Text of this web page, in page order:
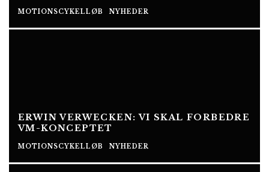
MOTIONSCYKELLØB NYHEDER
ERWIN VERWECKEN: VI SKAL FORBEDRE
VM-KONCEPTET
MOTIONSCYKELLØB NYHEDER